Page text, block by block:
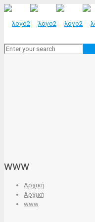
www
Αρχική
Αρχική
www